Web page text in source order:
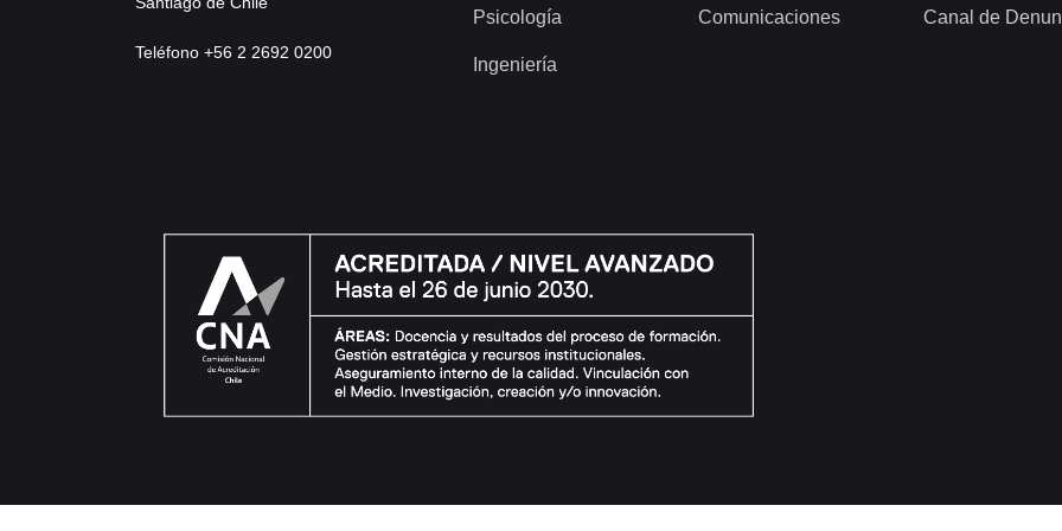
Teléfono +56 2 2692 0200
Psicología
Ingeniería
Comunicaciones Canal de